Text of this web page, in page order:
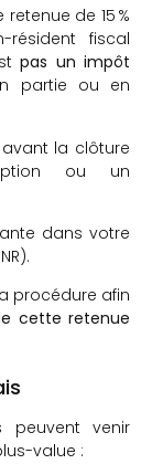
de 15 %
fiscal
pas un impôt
partie ou en
avant la clôture
ou un
dans votre
procédure afin
cette retenue
peuvent venir
value :